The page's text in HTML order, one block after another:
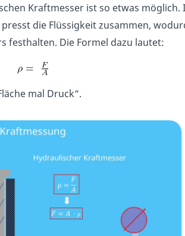
Kraftmesser ist so etwas möglich.
die Flüssigkeit zusammen,
festhalten. Die Formel dazu lautet:
mal Druck“.